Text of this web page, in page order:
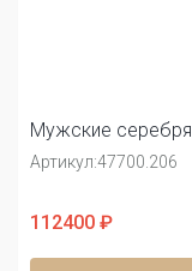
Мужские
Артикул:47700.206
112400 ₽